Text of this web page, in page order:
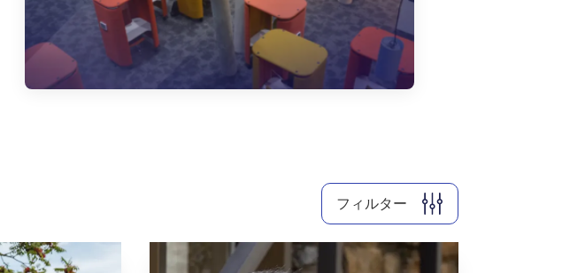
フィルター
2026
2025
2024